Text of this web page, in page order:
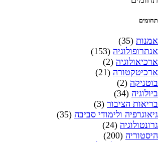
תחומים
אמנות (35)
אנתרופולוגיה (153)
ארכיאולוגיה (2)
ארכיטקטורה (21)
בוטניקה (2)
ביולוגיה (34)
בריאות הציבור (3)
גיאוגרפיה ולימודי סביבה (35)
גרונטולוגיה (24)
היסטוריה (200)